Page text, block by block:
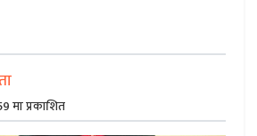
मा प्रकाशित